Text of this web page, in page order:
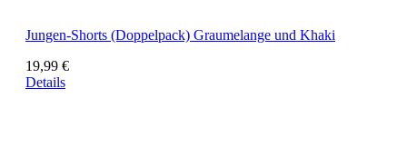
Jungen-Shorts (Doppelpack) Graumelange und Khaki
19,99 €
Details